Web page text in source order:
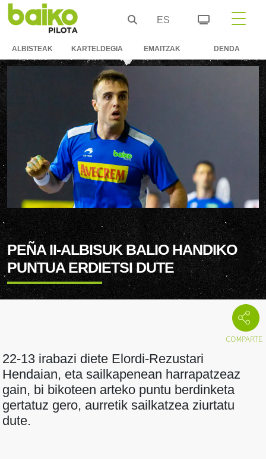
ES
ALBISTEAK KARTELDEGIA EMAITZAK DENDA
PEÑA II-ALBISUK BALIO HANDIKO
PUNTUA ERDIETSI DUTE
22-13 irabazi diete Elordi-Rezustari
Hendaian, eta sailkapenean harrapatzeaz
gain, bi bikoteen arteko puntu berdinketa
gertatuz gero, aurretik sailkatzea ziurtatu
dute.